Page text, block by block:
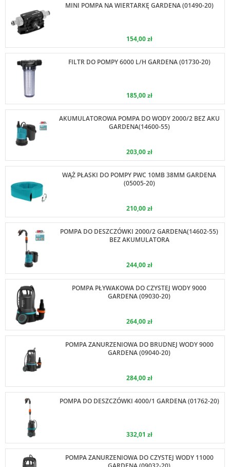
MINI POMPA NA WIERTARKĘ GARDENA (01490-20)
154,00 zł
FILTR DO POMPY 6000 L/H GARDENA (01730-20)
185,00 zł
AKUMULATOROWA POMPA DO WODY 2000/2 BEZ AKU
GARDENA(14600-55)
203,00 zł
WĄŻ PŁASKI DO POMPY PWC 10MB 38MM GARDENA
(05005-20)
210,00 zł
POMPA DO DESZCZÓWKI 2000/2 GARDENA(14602-55)
BEZ AKUMULATORA
244,00 zł
POMPA PŁYWAKOWA DO CZYSTEJ WODY 9000
GARDENA (09030-20)
264,00 zł
POMPA ZANURZENIOWA DO BRUDNEJ WODY 9000
GARDENA (09040-20)
284,00 zł
POMPA DO DESZCZÓWKI 4000/1 GARDENA (01762-20)
332,01 zł
POMPA ZANURZENIOWA DO CZYSTEJ WODY 11000